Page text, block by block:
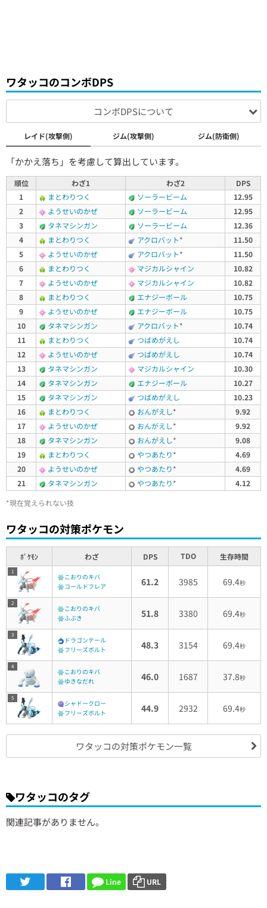
ワタッコのコンボDPS
コンボDPSについて
レイド(攻撃側) ジム(攻撃側) ジム(防衛側)
「かかえ落ち」を考慮して算出しています。
順位 わざ1 わざ2
DPS
1
まとわりつく ソーラービーム
12.95
2
ようせいのかぜ ソーラービーム
12.95
3
タネマシンガン ソーラービーム
12.36
4
まとわりつく アクロバット*
11.50
5
ようせいのかぜ アクロバット*
11.50
6
まとわりつく マジカルシャイン
10.82
7
ようせいのかぜ マジカルシャイン
10.82
8
まとわりつく エナジーボール
10.75
9
ようせいのかぜ エナジーボール
10.75
10
タネマシンガン アクロバット*
10.74
11
まとわりつく つばめがえし
10.74
12
ようせいのかぜ つばめがえし
10.74
13
タネマシンガン マジカルシャイン
10.30
14
タネマシンガン エナジーボール
10.27
15
タネマシンガン つばめがえし
10.23
16
まとわりつく おんがえし*
9.92
17
ようせいのかぜ おんがえし*
9.92
18
タネマシンガン おんがえし*
9.08
19
まとわりつく やつあたり*
4.69
20
ようせいのかぜ やつあたり*
4.69
21
タネマシンガン やつあたり*
4.12
*現在覚えられない技
ワタッコの対策ポケモン
ﾎﾟｹﾓﾝ わざ DPS TDO 生存時間
1
こおりのキバ
コールドフレア
61.2 3985 69.4秒
2
こおりのキバ
ふぶき
51.8 3380 69.4秒
3
ドラゴンテール
フリーズボルト
48.3 3154 69.4秒
4
こおりのキバ
ゆきなだれ
46.0 1687 37.8秒
5
シャドークロー
フリーズボルト
44.9 2932 69.4秒
ワタッコの対策ポケモン一覧
ワタッコのタグ
関連記事がありません。
Line URL